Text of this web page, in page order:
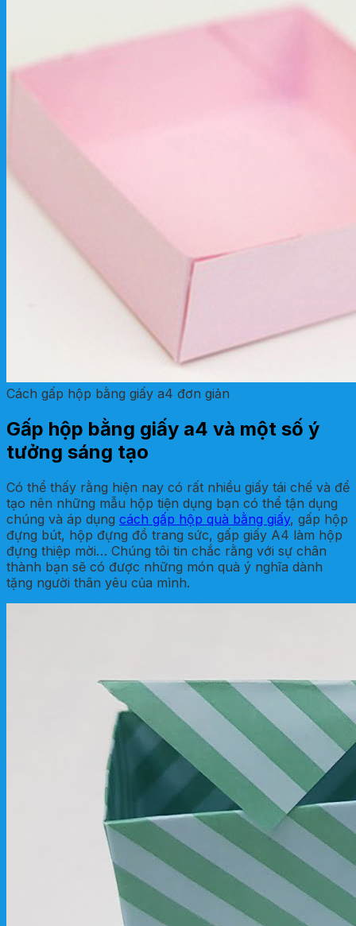
Cách gấp hộp bằng giấy a4 đơn giản
Gấp hộp bằng giấy a4 và một số ý
tưởng sáng tạo
Có thể thấy rằng hiện nay có rất nhiều giấy tái chế và để
tạo nên những mẫu hộp tiện dụng bạn có thể tận dụng
chúng và áp dụng cách gấp hộp quà bằng giấy, gấp hộp
đựng bút, hộp đựng đồ trang sức, gấp giấy A4 làm hộp
đựng thiệp mời… Chúng tôi tin chắc rằng với sự chân
thành bạn sẽ có được những món quà ý nghĩa dành
tặng người thân yêu của mình.